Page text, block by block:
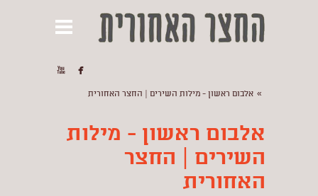


» אלבום ראשון - מילות השירים | החצר האחורית
אלבום ראשון - מילות
השירים | החצר
האחורית